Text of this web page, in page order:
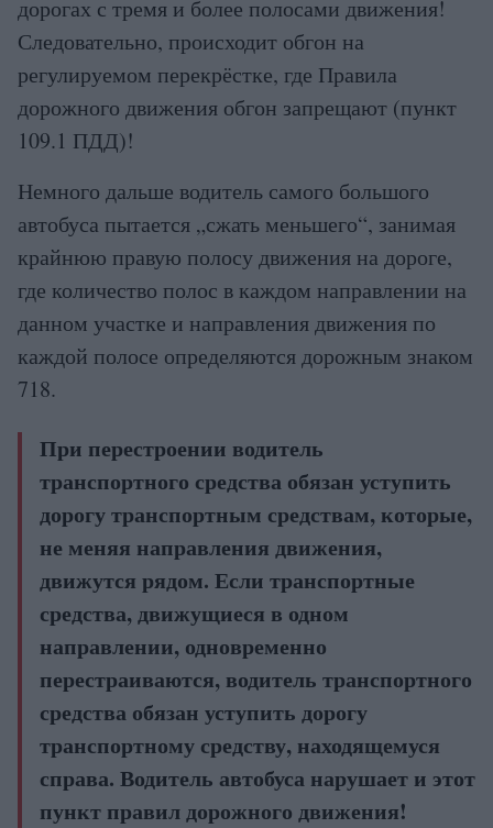
дорогах с тремя и более полосами движения!
Следовательно, происходит обгон на
регулируемом перекрёстке, где Правила
дорожного движения обгон запрещают (пункт
109.1 ПДД)!
Немного дальше водитель самого большого
автобуса пытается „сжать меньшего“, занимая
крайнюю правую полосу движения на дороге,
где количество полос в каждом направлении на
данном участке и направления движения по
каждой полосе определяются дорожным знаком
718.
При перестроении водитель
транспортного средства обязан уступить
дорогу транспортным средствам, которые,
не меняя направления движения,
движутся рядом. Если транспортные
средства, движущиеся в одном
направлении, одновременно
перестраиваются, водитель транспортного
средства обязан уступить дорогу
транспортному средству, находящемуся
справа. Водитель автобуса нарушает и этот
пункт правил дорожного движения!